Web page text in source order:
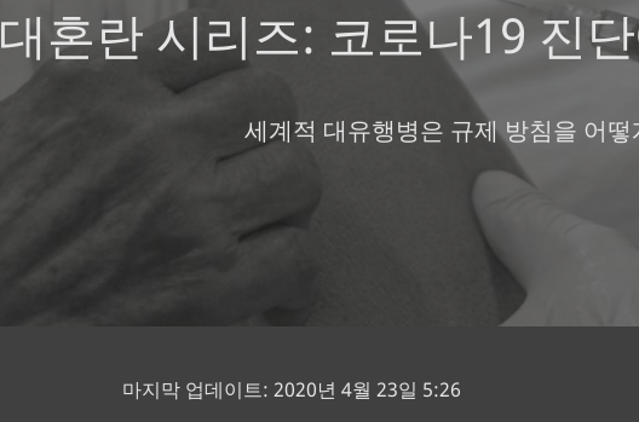
대혼란 시리즈: 코로나19 진
세계적 대유행병은 규제 방침을 어
마지막 업데이트: 2020년 4월 23일 5:26